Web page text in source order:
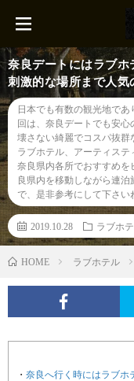
奈良デートにはラブ
刺激的な場所まで人気
日本でも有数の観光地で
回は、奈良デートでも安
壊さない綺麗でコスパ抜
ラブホテル、アーティス
奈良県内各所でおすすめ
良県内を移動しながら連
で、是非参考にして下さい
2019.10.28 ラブホ
HOME ラブホテル
奈良へ行く時にはラブホ